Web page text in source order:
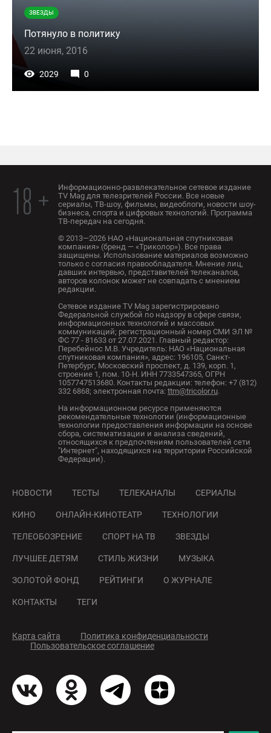
ЗВЕЗДЫ
Потянуло в политику
22 июня, 2016
2029 0
18 +
Информационно-развлекательное сетевое издание
TV Mag для телезрителей России. Все новые
сериалы, ТВ-шоу, фильмы, видеоблоги, новости шоу-
бизнеса, спорта и цифровых технологий. Программа
ТВ-передач на сегодня.
© 2013—2026 НАО «Национальная спутниковая
компания» (бренд — «Триколор»). Все права
защищены. Использование материалов возможно
только с согласия правообладателя. Мнение лиц,
давших интервью, представителей телеканалов,
авторов колонок может не совпадать с мнением
редакции.
Сетевое издание TV Mag зарегистрировано
Федеральной службой по надзору в сфере связи,
информационных технологий и массовых
коммуникаций; регистрационный номер СМИ ЭЛ №
ФС 77 - 81633 от 27.07.2021. Главный редактор:
Перебейнос М.В. Учредитель: НАО «Национальная
спутниковая компания», адрес: 196105, Санкт-
Петербург, Московский проспект, д. 139, корп. 1,
строение 1, пом. 10-Н. ИНН 7733547365, ОГРН
1057747513680. Контакты редакции: телефон: +7 (812)
332 6868; электронная почта: ttm@tricolor.ru.
На информационном ресурсе применяются
рекомендательные технологии (информационные
технологии предоставления информации на основе
сбора, систематизации и анализа сведений,
относящихся к предпочтениям пользователей сети
"Интернет", находящихся на территории Российской
Федерации).
НОВОСТИ ТЕСТЫ ТЕЛЕКАНАЛЫ СЕРИАЛЫ
КИНО ОНЛАЙН-КИНОТЕАТР ТЕХНОЛОГИИ
ТЕЛЕОБОЗРЕНИЕ СПОРТ НА ТВ ЗВЕЗДЫ
ЛУЧШЕЕ ДЕТЯМ СТИЛЬ ЖИЗНИ МУЗЫКА
ЗОЛОТОЙ ФОНД РЕЙТИНГИ О ЖУРНАЛЕ
КОНТАКТЫ ТЕГИ
Карта сайта
Политика конфиденциальности
Пользовательское соглашение